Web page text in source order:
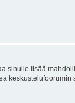
sinulle lisää
keskustelufoorumin